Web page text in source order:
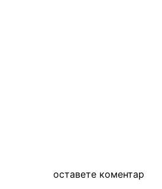
оставете коментар